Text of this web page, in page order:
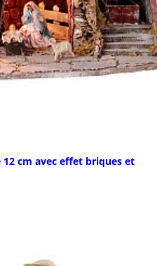
cm avec effet briques et